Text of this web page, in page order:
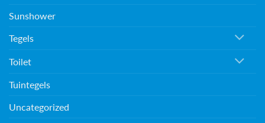
Sunshower
Tegels
Toilet
Tuintegels
Uncategorized